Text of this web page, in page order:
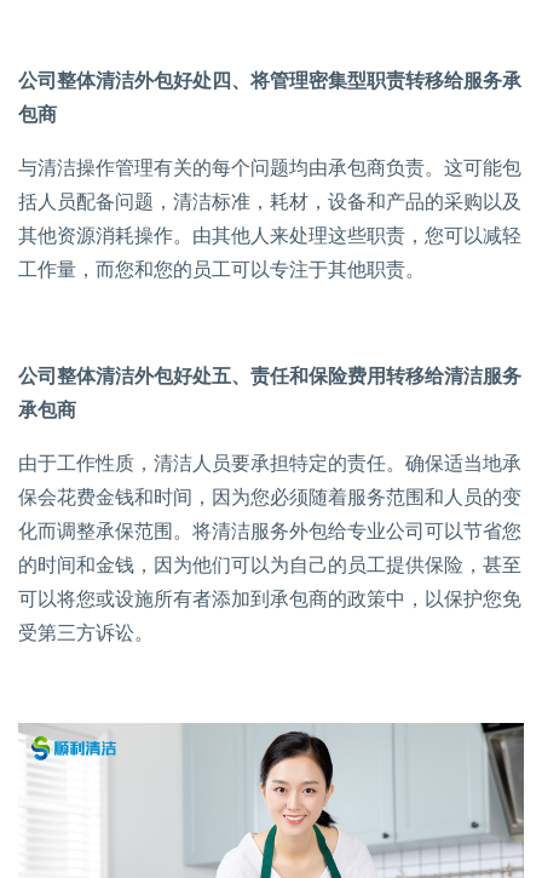
公司整体清洁外包好处四、将管理密集型职责转移给服务承
包商
与清洁操作管理有关的每个问题均由承包商负责。这可能包
括人员配备问题，清洁标准，耗材，设备和产品的采购以及
其他资源消耗操作。由其他人来处理这些职责，您可以减轻
工作量，而您和您的员工可以专注于其他职责。
公司整体清洁外包好处五、责任和保险费用转移给清洁服务
承包商
由于工作性质，清洁人员要承担特定的责任。确保适当地承
保会花费金钱和时间，因为您必须随着服务范围和人员的变
化而调整承保范围。将清洁服务外包给专业公司可以节省您
的时间和金钱，因为他们可以为自己的员工提供保险，甚至
可以将您或设施所有者添加到承包商的政策中，以保护您免
受第三方诉讼。